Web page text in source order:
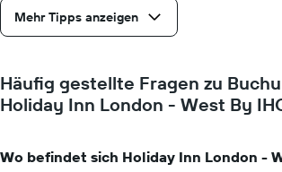
Mehr Tipps anzeigen
Häufig gestellte Fragen zu
Holiday Inn London - West By
Wo befindet sich Holiday Inn London -